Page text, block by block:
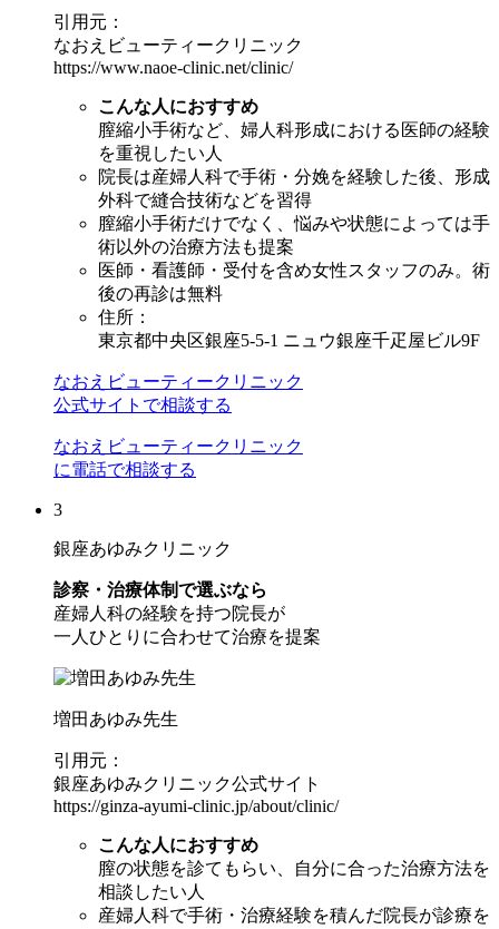
引用元：
なおえビューティークリニック
https://www.naoe-clinic.net/clinic/
こんな人におすすめ
膣縮小手術など、婦人科形成における医師の経験
を重視したい人
院長は産婦人科で手術・分娩を経験した後、形成
外科で縫合技術などを習得
膣縮小手術だけでなく、悩みや状態によっては手
術以外の治療方法も提案
医師・看護師・受付を含め女性スタッフのみ。術
後の再診は無料
住所：
東京都中央区銀座5-5-1 ニュウ銀座千疋屋ビル9F
なおえビューティークリニック
公式サイトで相談する
なおえビューティークリニック
に電話で相談する
3
銀座あゆみクリニック
診察・治療体制で選ぶなら
産婦人科の経験を持つ院長が
一人ひとりに合わせて治療を提案
増田あゆみ先生
引用元：
銀座あゆみクリニック公式サイト
https://ginza-ayumi-clinic.jp/about/clinic/
こんな人におすすめ
膣の状態を診てもらい、自分に合った治療方法を
相談したい人
産婦人科で手術・治療経験を積んだ院長が診療を